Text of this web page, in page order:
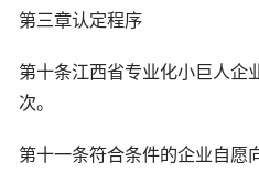
第三章认定程序
第十条江西省专业化小巨人企
次。
第十一条符合条件的企业自愿